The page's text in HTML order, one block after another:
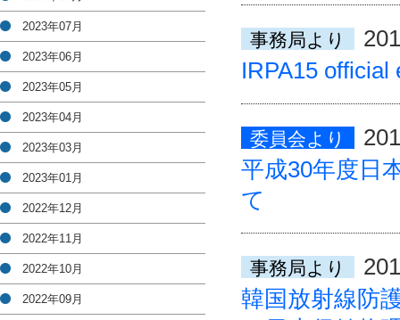
事務局より
IRPA15
委員会より
平成30年度日
て
事務局より
韓国放射線防
2023年07月
2023年06月
2023年05月
2023年04月
2023年03月
2023年01月
2022年12月
2022年11月
2022年10月
2022年09月